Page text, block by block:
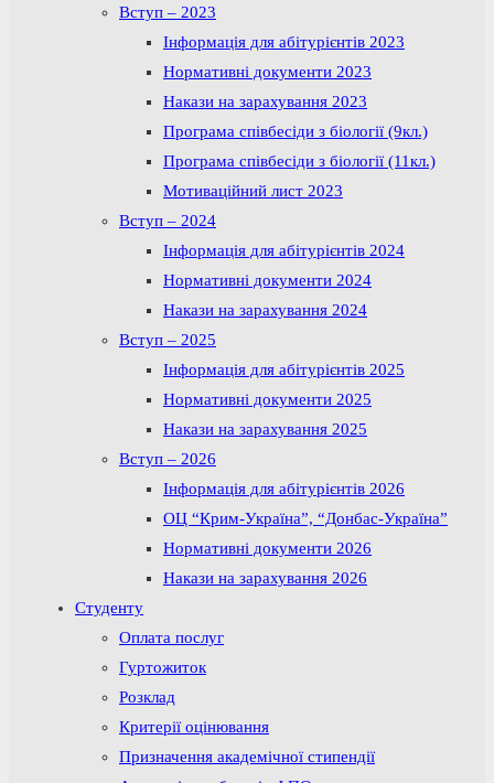
Вступ – 2023
Інформація для абітурієнтів 2023
Нормативні документи 2023
Накази на зарахування 2023
Програма співбесіди з біології (9кл.)
Програма співбесіди з біології (11кл.)
Мотиваційний лист 2023
Вступ – 2024
Інформація для абітурієнтів 2024
Нормативні документи 2024
Накази на зарахування 2024
Вступ – 2025
Інформація для абітурієнтів 2025
Нормативні документи 2025
Накази на зарахування 2025
Вступ – 2026
Інформація для абітурієнтів 2026
ОЦ “Крим-Україна”, “Донбас-Україна”
Нормативні документи 2026
Накази на зарахування 2026
Студенту
Оплата послуг
Гуртожиток
Розклад
Критерії оцінювання
Призначення академічної стипендії